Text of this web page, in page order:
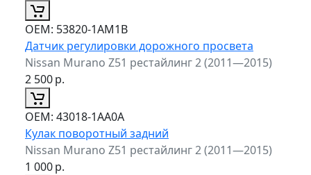
ОЕМ: 53820-1AM1B
Датчик регулировки дорожного просвета
Nissan Murano Z51 рестайлинг 2 (2011—2015)
2 500р.
ОЕМ: 43018-1AA0A
Кулак поворотный задний
Nissan Murano Z51 рестайлинг 2 (2011—2015)
1 000р.